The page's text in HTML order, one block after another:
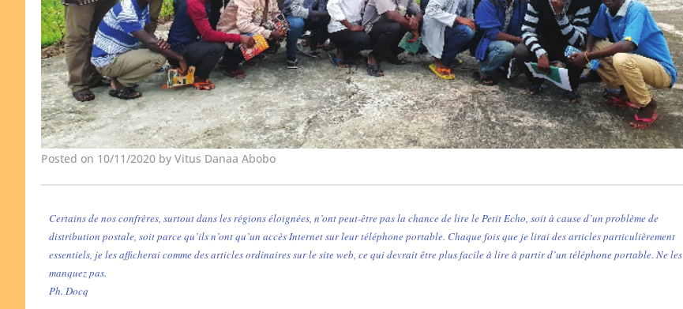
Posted on 10/11/2020 by Vitus Danaa Abobo
Certains de nos confrères, surtout dans les régions éloignées, n’ont peut-être pas la chance de lire le Petit Echo, soit à cause d’un problème de
distribution postale, soit parce qu’ils n’ont qu’un accès Internet sur leur téléphone portable. Chaque fois que je lirai des articles particulièrement
essentiels, je les afficherai comme des articles ordinaires sur le site web, ce qui devrait être plus facile à lire à partir d’un téléphone portable. Ne les
manquez pas.
Ph. Docq